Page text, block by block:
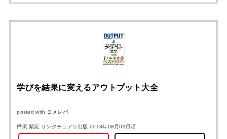
学びを結果に変えるアウトプット大全
posted with ヨメレバ
樺沢 紫苑 サンクチュアリ出版 2018年08月03日頃